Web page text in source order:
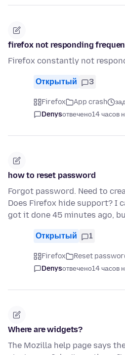
firefox not responding
Firefox constantly not
Открытый 3
Firefox App crash
Denysотвечено14 часов
how to reset password
Forgot password. Need to
Does Firefox hide support? I
got it done 45 minutes ago,
Открытый 1
Firefox Reset
Denysотвечено14 часов
Where are widgets?
The Mozilla help page says